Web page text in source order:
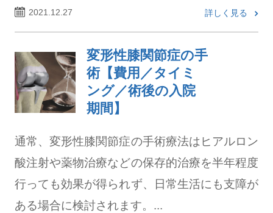
2021.12.27 詳しく見る
変形性膝関節症の手
術【費用／タイミ
ング／術後の入院
期間】
通常、変形性膝関節症の手術療法はヒアルロン
酸注射や薬物治療などの保存的治療を半年程度
行っても効果が得られず、日常生活にも支障が
ある場合に検討されます。...